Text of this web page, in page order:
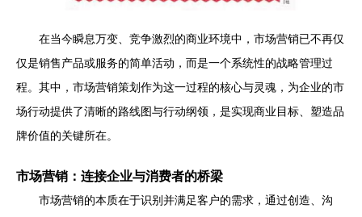
在当今瞬息万变、竞争激烈的商业环境中，市场营销已不再仅
仅是销售产品或服务的简单活动，而是一个系统性的战略管理过
程。其中，市场营销策划作为这一过程的核心与灵魂，为企业的市
场行动提供了清晰的路线图与行动纲领，是实现商业目标、塑造品
牌价值的关键所在。
市场营销：连接企业与消费者的桥梁
市场营销的本质在于识别并满足客户的需求，通过创造、沟